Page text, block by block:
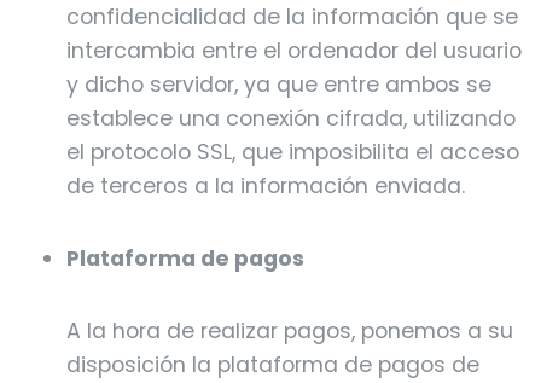
confidencialidad de la información que se
intercambia entre el ordenador del usuario
y dicho servidor, ya que entre ambos se
establece una conexión cifrada, utilizando
el protocolo SSL, que imposibilita el acceso
de terceros a la información enviada.
Plataforma de pagos
A la hora de realizar pagos, ponemos a su
disposición la plataforma de pagos de